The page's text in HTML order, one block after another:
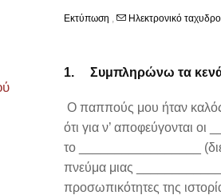
Εκτύπωση , Ηλεκτρονικό
1. Συμπληρώνω τα
Ο παππούς μου ήταν καλός
ότι για ν’ αποφεύγονται
το _________________
πνεύμα μιας
προσωπικότητες της